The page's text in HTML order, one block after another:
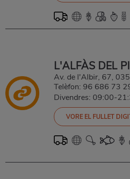
L'ALFÀS DEL
Av. de l'Albir, 67,
Telèfon: 96 686 73
Divendres: 09:00-
VORE EL FULLET